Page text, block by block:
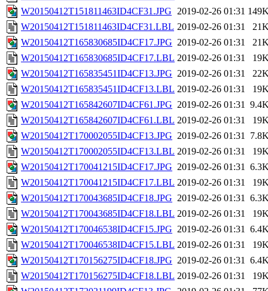
W20150412T151811463ID4CF31.JPG 2019-02-26 01:31
W20150412T151811463ID4CF31.LBL 2019-02-26 01:31
W20150412T165830685ID4CF17.JPG 2019-02-26 01:31
W20150412T165830685ID4CF17.LBL 2019-02-26 01:31
W20150412T165835451ID4CF13.JPG 2019-02-26 01:31
W20150412T165835451ID4CF13.LBL 2019-02-26 01:31
W20150412T165842607ID4CF61.JPG 2019-02-26 01:31
W20150412T165842607ID4CF61.LBL 2019-02-26 01:31
W20150412T170002055ID4CF13.JPG 2019-02-26 01:31
W20150412T170002055ID4CF13.LBL 2019-02-26 01:31
W20150412T170041215ID4CF17.JPG 2019-02-26 01:31
W20150412T170041215ID4CF17.LBL 2019-02-26 01:31
W20150412T170043685ID4CF18.JPG 2019-02-26 01:31
W20150412T170043685ID4CF18.LBL 2019-02-26 01:31
W20150412T170046538ID4CF15.JPG 2019-02-26 01:31
W20150412T170046538ID4CF15.LBL 2019-02-26 01:31
W20150412T170156275ID4CF18.JPG 2019-02-26 01:31
W20150412T170156275ID4CF18.LBL 2019-02-26 01:31